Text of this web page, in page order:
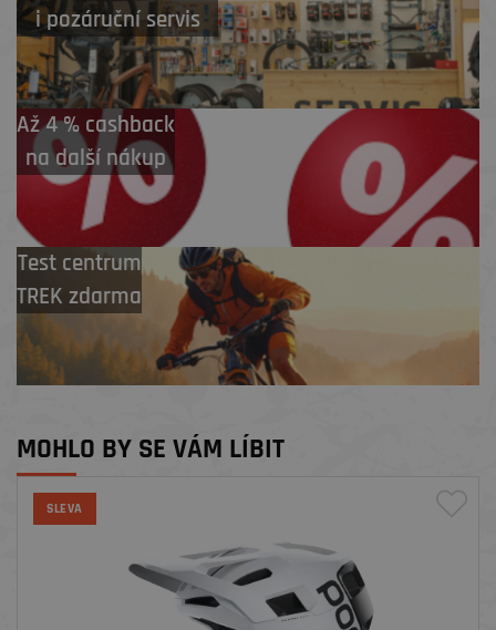
i pozáruční servis
Až 4 % cashback
na další nákup
Test centrum
TREK zdarma
MOHLO BY SE VÁM LÍBIT
SLEVA